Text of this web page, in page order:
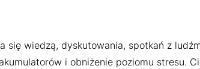
się wiedzą, dyskutowania, spotkań z
i obniżenie poziomu stresu.